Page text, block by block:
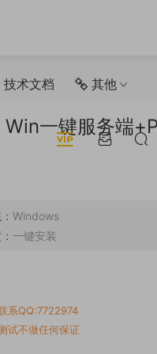
技术文档 其他
一键服务端
Windows
一键安装
系QQ:7722974
试不做任何保证